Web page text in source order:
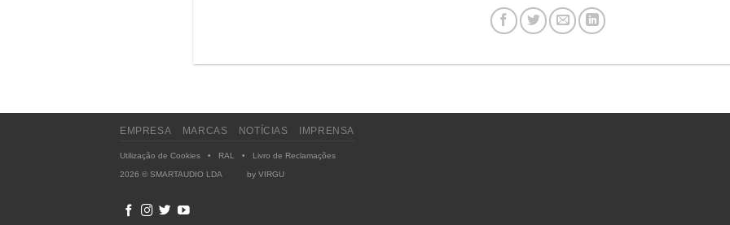
EMPRESA MARCAS NOTÍCIAS IMPRENSA
Utilização de Cookies • RAL • Livro de Reclamações
2026 © SMARTAUDIO LDA by VIRGU